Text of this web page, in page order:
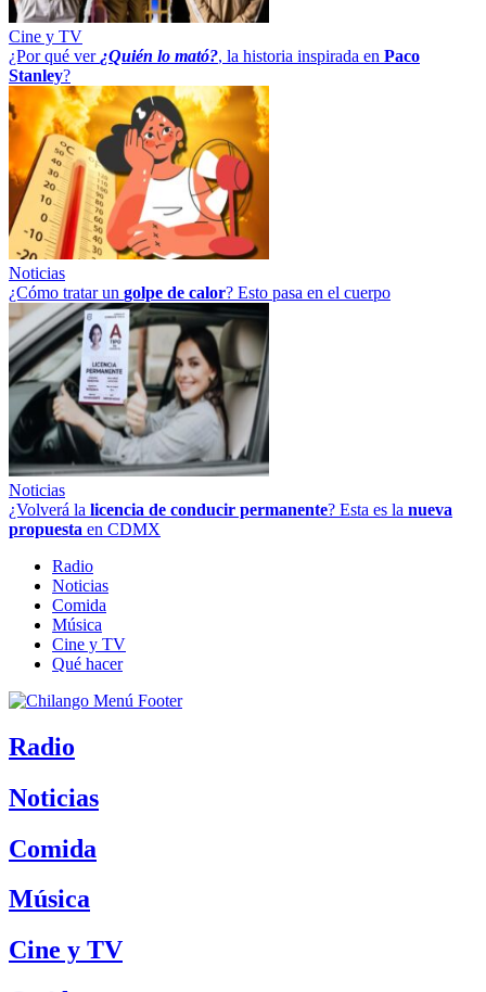
Cine y TV
¿Por qué ver ¿Quién lo mató?, la historia inspirada en Paco
Stanley?
Noticias
¿Cómo tratar un golpe de calor? Esto pasa en el cuerpo
Noticias
¿Volverá la licencia de conducir permanente? Esta es la nueva
propuesta en CDMX
Radio
Noticias
Comida
Música
Cine y TV
Qué hacer
Radio
Noticias
Comida
Música
Cine y TV